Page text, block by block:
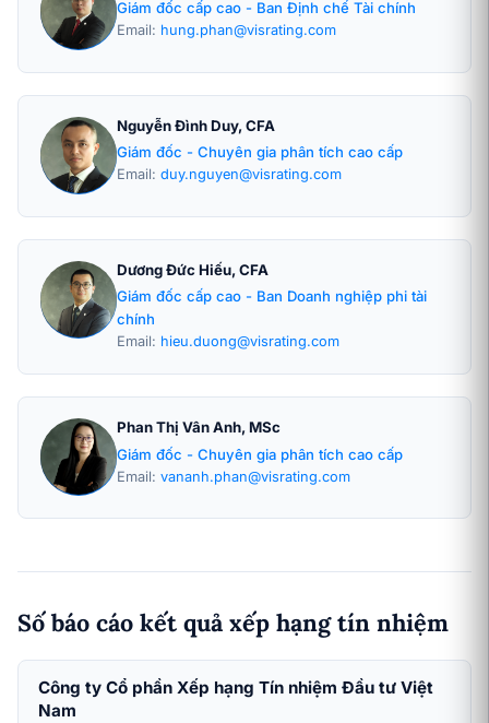
Giám đốc cấp cao - Ban Định chế Tài chính
Email: hung.phan@visrating.com
Nguyễn Đình Duy, CFA
Giám đốc - Chuyên gia phân tích cao cấp
Email: duy.nguyen@visrating.com
Dương Đức Hiếu, CFA
Giám đốc cấp cao - Ban Doanh nghiệp phi tài
chính
Email: hieu.duong@visrating.com
Phan Thị Vân Anh, MSc
Giám đốc - Chuyên gia phân tích cao cấp
Email: vananh.phan@visrating.com
Số báo cáo kết quả xếp hạng tín nhiệm
Công ty Cổ phần Xếp hạng Tín nhiệm Đầu tư Việt
Nam